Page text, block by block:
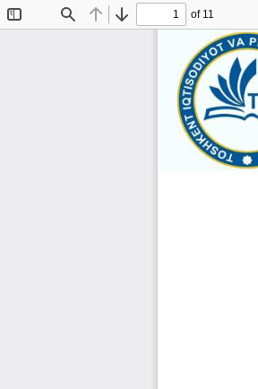
Find Previous
Next
of 11